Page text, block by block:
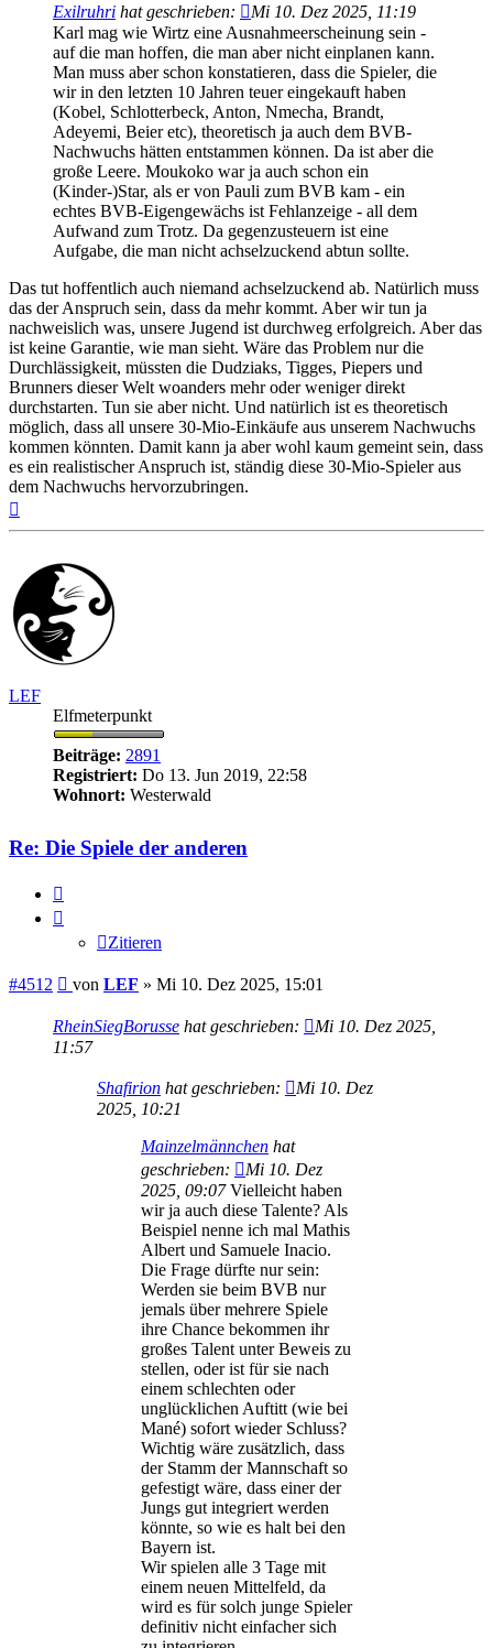
Exilruhri hat geschrieben:
Mi 10. Dez 2025, 11:19
Karl mag wie Wirtz eine Ausnahmeerscheinung sein -
auf die man hoffen, die man aber nicht einplanen kann.
Man muss aber schon konstatieren, dass die Spieler, die
wir in den letzten 10 Jahren teuer eingekauft haben
(Kobel, Schlotterbeck, Anton, Nmecha, Brandt,
Adeyemi, Beier etc), theoretisch ja auch dem BVB-
Nachwuchs hätten entstammen können. Da ist aber die
große Leere. Moukoko war ja auch schon ein
(Kinder-)Star, als er von Pauli zum BVB kam - ein
echtes BVB-Eigengewächs ist Fehlanzeige - all dem
Aufwand zum Trotz. Da gegenzusteuern ist eine
Aufgabe, die man nicht achselzuckend abtun sollte.
Das tut hoffentlich auch niemand achselzuckend ab. Natürlich muss
das der Anspruch sein, dass da mehr kommt. Aber wir tun ja
nachweislich was, unsere Jugend ist durchweg erfolgreich. Aber das
ist keine Garantie, wie man sieht. Wäre das Problem nur die
Durchlässigkeit, müssten die Dudziaks, Tigges, Piepers und
Brunners dieser Welt woanders mehr oder weniger direkt
durchstarten. Tun sie aber nicht. Und natürlich ist es theoretisch
möglich, dass all unsere 30-Mio-Einkäufe aus unserem Nachwuchs
kommen könnten. Damit kann ja aber wohl kaum gemeint sein, dass
es ein realistischer Anspruch ist, ständig diese 30-Mio-Spieler aus
dem Nachwuchs hervorzubringen.
LEF
Elfmeterpunkt
Beiträge: 2891
Registriert: Do 13. Jun 2019, 22:58
Wohnort: Westerwald
Re: Die Spiele der anderen
Zitieren
#4512 Beitrag
von LEF » Mi 10. Dez 2025, 15:01
RheinSiegBorusse hat geschrieben:
Mi 10. Dez 2025,
11:57
Shafirion hat geschrieben:
Mi 10. Dez
2025, 10:21
Mainzelmännchen hat
geschrieben:
Mi 10. Dez
2025, 09:07Vielleicht haben
wir ja auch diese Talente? Als
Beispiel nenne ich mal Mathis
Albert und Samuele Inacio.
Die Frage dürfte nur sein:
Werden sie beim BVB nur
jemals über mehrere Spiele
ihre Chance bekommen ihr
großes Talent unter Beweis zu
stellen, oder ist für sie nach
einem schlechten oder
unglücklichen Auftitt (wie bei
Mané) sofort wieder Schluss?
Wichtig wäre zusätzlich, dass
der Stamm der Mannschaft so
gefestigt wäre, dass einer der
Jungs gut integriert werden
könnte, so wie es halt bei den
Bayern ist.
Wir spielen alle 3 Tage mit
einem neuen Mittelfeld, da
wird es für solch junge Spieler
definitiv nicht einfacher sich